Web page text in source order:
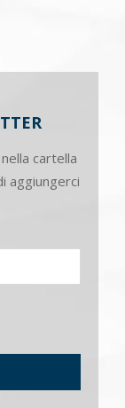
cartella
aggiungerci